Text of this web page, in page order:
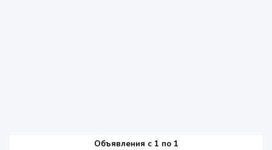
Объявления c 1 по 1